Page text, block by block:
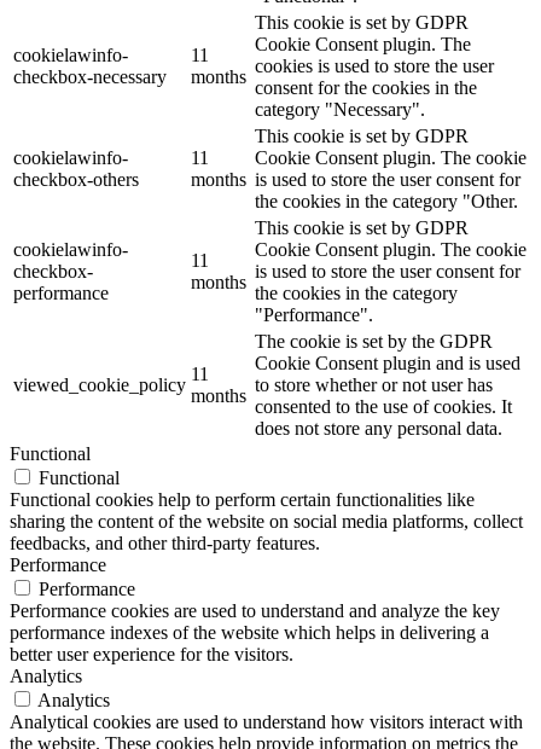
cookielawinfo-
checkbox-necessary
11
months
This cookie is set by GDPR
Cookie Consent plugin. The
cookies is used to store the user
consent for the cookies in the
category "Necessary".
cookielawinfo-
checkbox-others
11
months
This cookie is set by GDPR
Cookie Consent plugin. The cookie
is used to store the user consent for
the cookies in the category "Other.
cookielawinfo-
checkbox-
performance
11
months
This cookie is set by GDPR
Cookie Consent plugin. The cookie
is used to store the user consent for
the cookies in the category
"Performance".
viewed_cookie_policy
11
months
The cookie is set by the GDPR
Cookie Consent plugin and is used
to store whether or not user has
consented to the use of cookies. It
does not store any personal data.
Functional
Functional
Functional cookies help to perform certain functionalities like
sharing the content of the website on social media platforms, collect
feedbacks, and other third-party features.
Performance
Performance
Performance cookies are used to understand and analyze the key
performance indexes of the website which helps in delivering a
better user experience for the visitors.
Analytics
Analytics
Analytical cookies are used to understand how visitors interact with
the website. These cookies help provide information on metrics the